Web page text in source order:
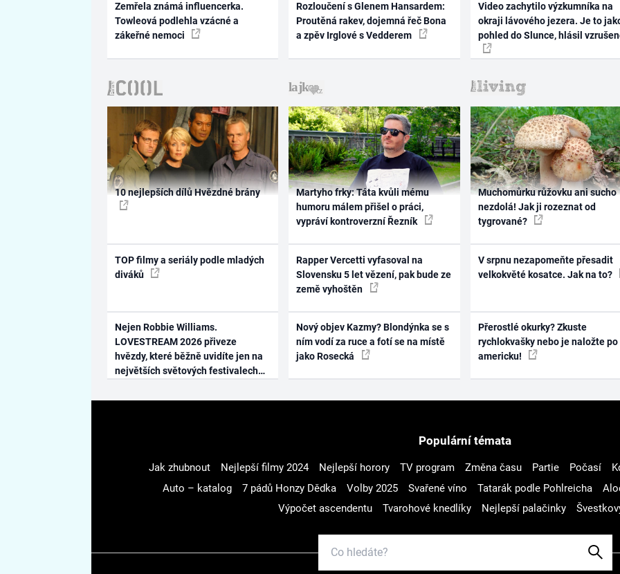
Zemřela známá influencerka.
Towleová podlehla vzácné a
zákeřné nemoci
Rozloučení s Glenem Hansardem:
Proutěná rakev, dojemná řeč Bona
a zpěv Irglové s Vedderem
Video zachytilo výzkumníka na
okraji lávového jezera. Je to
pohled do Slunce, hlásil
10 nejlepších dílů Hvězdné brány
TOP filmy a seriály podle mladých
diváků
Nejen Robbie Williams.
LOVESTREAM 2026 přiveze
hvězdy, které běžně uvidíte jen na
největších světových festivalech
Martyho frky: Táta kvůli mému
humoru málem přišel o práci,
vypráví kontroverzní Řezník
Rapper Vercetti vyfasoval na
Slovensku 5 let vězení, pak bude ze
země vyhoštěn
Nový objev Kazmy? Blondýnka se s
ním vodí za ruce a fotí se na místě
jako Rosecká
Muchomůrku růžovku ani sucho
nezdolá! Jak ji rozeznat od
tygrované?
V srpnu nezapomeňte přesadit
velkokvěté kosatce. Jak na to?
Přerostlé okurky? Zkuste
rychlokvašky nebo je naložte po
americku!
Populární témata
Jak zhubnout Nejlepší filmy 2024 Nejlepší horory TV program Změna času Partie Počasí
Auto – katalog
7 pádů Honzy Dědka Volby 2025 Svařené víno Tatarák podle Pohlreicha
Výpočet ascendentu
Tvarohové knedlíky Nejlepší palačinky